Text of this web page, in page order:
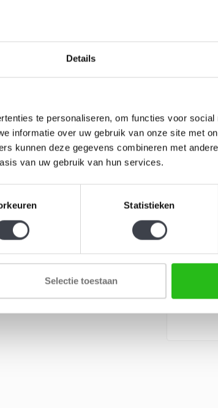
Details
te personaliseren, om functies voor social
informatie over uw gebruik van onze site met
kunnen deze gegevens combineren met
van uw gebruik van hun services.
Statistieken
Selectie toestaan
dagen van kleur en gelaagdheid
het glas bewegen. Afhankelijk van
oogt — licht, open en in balans.
Niet nadrukkelijk, maar verfijnd
en reflectie maken ieder
Monday
Monday